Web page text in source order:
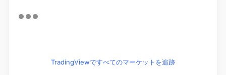
TradingViewですべてのマーケットを追跡